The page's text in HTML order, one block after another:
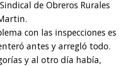
de Obreros Rurales
con las inspecciones es
antes y arregló todo.
y al otro día había,